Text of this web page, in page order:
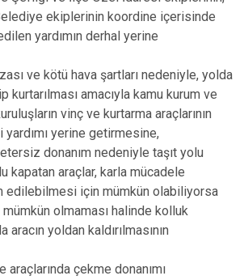
ekiplerinin koordine içerisinde
yardımın derhal yerine
ve kötü hava şartları nedeniyle, yolda
kurtarılması amacıyla kamu kurum ve
vinç ve kurtarma araçlarının
yerine getirmesine,
donanım nedeniyle taşıt yolu
kapatan araçlar, karla mücadele
edilebilmesi için mümkün olabiliyorsa
mümkün olmaması halinde kolluk
yoldan kaldırılmasının
çekme donanımı